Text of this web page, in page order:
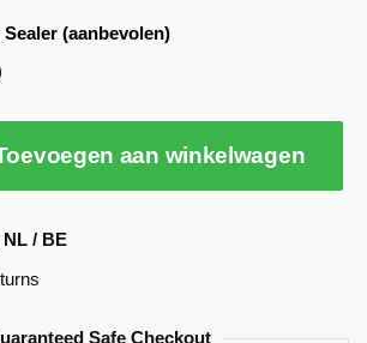
(aanbevolen)
aan winkelwagen
/ BE
Safe Checkout